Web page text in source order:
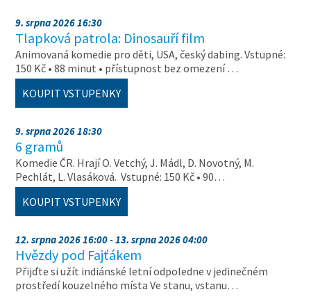
9. srpna 2026 16:30
Tlapková patrola: Dinosauří film
Animovaná komedie pro děti, USA, český dabing. Vstupné:
150 Kč • 88 minut • přístupnost bez omezení …
KOUPIT VSTUPENKY
9. srpna 2026 18:30
6 gramů
Komedie ČR. Hrají O. Vetchý, J. Mádl, D. Novotný, M.
Pechlát, L. Vlasáková. Vstupné: 150 Kč • 90…
KOUPIT VSTUPENKY
12. srpna 2026 16:00 - 13. srpna 2026 04:00
Hvězdy pod Fajťákem
Přijďte si užít indiánské letní odpoledne v jedinečném
prostředí kouzelného místa Ve stanu, vstanu…